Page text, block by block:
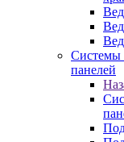
Системы
панелей